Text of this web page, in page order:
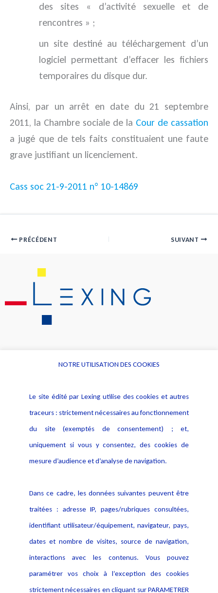
des sites « d’activité sexuelle et de
rencontres » ;
un site destiné au téléchargement d’un
logiciel permettant d’effacer les fichiers
temporaires du disque dur.
Ainsi, par un arrêt en date du 21 septembre
2011, la Chambre sociale de la Cour de cassation
a jugé que de tels faits constituaient une faute
grave justifiant un licenciement.
Cass soc 21-9-2011 n° 10-14869
PRÉCÉDENT SUIVANT
Alerte professionnelle
Déclaration d'accessibilité
Notice Légale
Politique de protection des
données
Publications
NOTRE UTILISATION DES COOKIES
Le site édité par Lexing utilise des cookies et autres
traceurs : strictement nécessaires au fonctionnement
du site (exemptés de consentement) ; et,
uniquement si vous y consentez, des cookies de
mesure d’audience et d’analyse de navigation.
Dans ce cadre, les données suivantes peuvent être
traitées : adresse IP, pages/rubriques consultées,
identifiant utilisateur/équipement, navigateur, pays,
dates et nombre de visites, source de navigation,
interactions avec les contenus. Vous pouvez
paramétrer vos choix à l’exception des cookies
strictement nécessaires en cliquant sur PARAMETRER